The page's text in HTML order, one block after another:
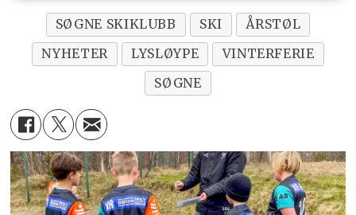
SØGNE SKIKLUBB SKI
ÅRSTØL
NYHETER
LYSLØYPE
VINTERFERIE
SØGNE